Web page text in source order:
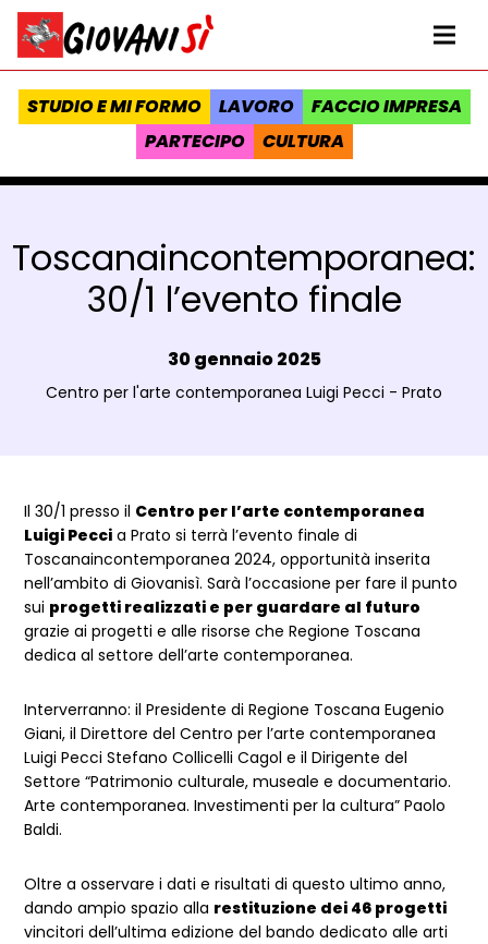
Vai al contenuto
Homepage Giovanisì - Progetto della Regione Toscana
STUDIO E MI FORMO LAVORO
FACCIO IMPRESA
PARTECIPO
CULTURA
Toscanaincontemporanea:
30/1 l’evento finale
Data e ora:
30 gennaio 2025
Luogo:
Centro per l'arte contemporanea Luigi Pecci - Prato
Dettagli evento
Il 30/1 presso il Centro per l’arte contemporanea
Luigi Pecci a Prato si terrà l’evento finale di
Toscanaincontemporanea 2024, opportunità inserita
nell’ambito di Giovanisì. Sarà l’occasione per fare il punto
sui progetti realizzati e per guardare al futuro
grazie ai progetti e alle risorse che Regione Toscana
dedica al settore dell’arte contemporanea.
Interverranno: il Presidente di Regione Toscana Eugenio
Giani, il Direttore del Centro per l’arte contemporanea
Luigi Pecci Stefano Collicelli Cagol e il Dirigente del
Settore “Patrimonio culturale, museale e documentario.
Arte contemporanea. Investimenti per la cultura” Paolo
Baldi.
Oltre a osservare i dati e risultati di questo ultimo anno,
dando ampio spazio alla restituzione dei 46 progetti
vincitori dell’ultima edizione del bando dedicato alle arti